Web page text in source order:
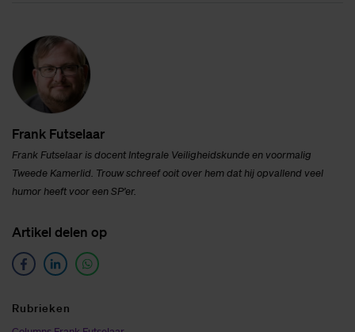
Frank Fut­se­laar
Frank Futselaar is docent Integrale Veiligheidskundeen voormalig
Tweede Kamerlid. Trouw schreef ooit over hem dat hij opvallend veel
humor heeft voor een SP’er.
Ar­ti­kel de­len op
Ru­brie­ken